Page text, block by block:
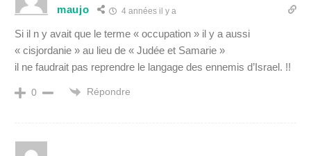
maujo 4 années il y a
Si il n y avait que le terme « occupation » il y a aussi
« cisjordanie » au lieu de « Judée et Samarie »
il ne faudrait pas reprendre le langage des ennemis d’Israel. !!
0 Répondre